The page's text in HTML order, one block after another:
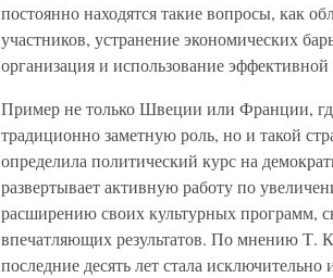
постоянно находятся такие вопросы, как
участников, устранение экономических
организация и использование
Пример не только Швеции или Франции,
традиционно заметную роль, но и такой
определила политический курс на
развертывает активную работу по
расширению своих культурных программ,
впечатляющих результатов. По мнению Т.
последние десять лет стала